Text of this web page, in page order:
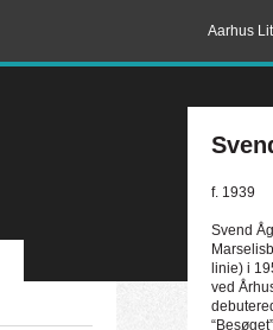
Aarhus
f. 1939
Svend
linie) i
ved